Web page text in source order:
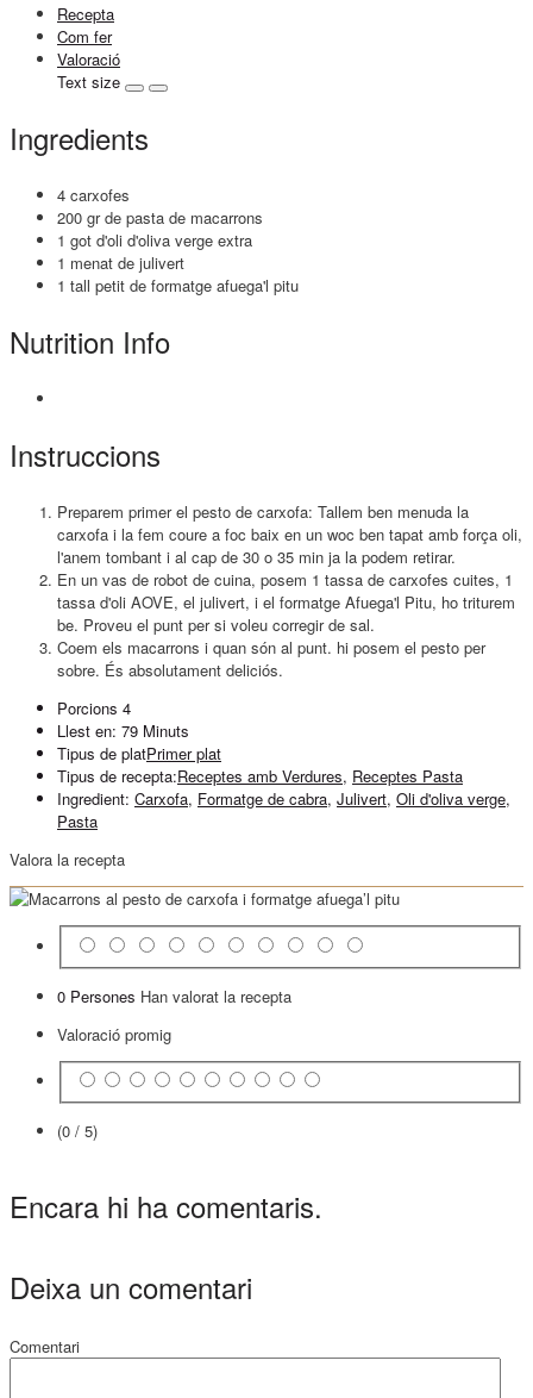
Recepta
Com fer
Valoració
Text size
Ingredients
4 carxofes
200 gr de pasta de macarrons
1 got d'oli d'oliva verge extra
1 menat de julivert
1 tall petit de formatge afuega'l pitu
Nutrition Info
Instruccions
Preparem primer el pesto de carxofa: Tallem ben menuda la
carxofa i la fem coure a foc baix en un woc ben tapat amb força oli,
l'anem tombant i al cap de 30 o 35 min ja la podem retirar.
En un vas de robot de cuina, posem 1 tassa de carxofes cuites, 1
tassa d'oli AOVE, el julivert, i el formatge Afuega'l Pitu, ho triturem
be. Proveu el punt per si voleu corregir de sal.
Coem els macarrons i quan són al punt. hi posem el pesto per
sobre. És absolutament deliciós.
Porcions 4
Llest en: 79 Minuts
Tipus de platPrimer plat
Tipus de recepta:Receptes amb Verdures, Receptes Pasta
Ingredient: Carxofa, Formatge de cabra, Julivert, Oli d'oliva verge,
Pasta
Valora la recepta
0 Persones Han valorat la recepta
Valoració promig
(0 / 5)
Encara hi ha comentaris.
Deixa un comentari
Comentari